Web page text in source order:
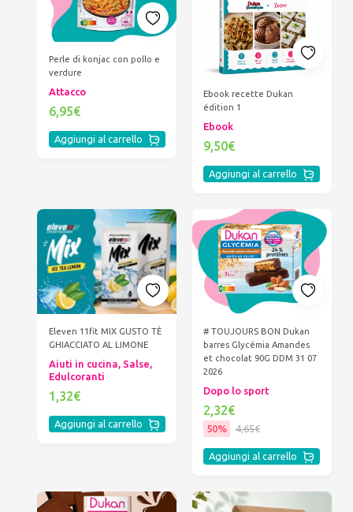
Perle di konjac con pollo e
verdure
Attacco
6,95€
Aggiungi al carrello
Ebook recette Dukan
édition 1
Ebook
9,50€
Aggiungi al carrello
Eleven 11fit MIX GUSTO TÈ
GHIACCIATO AL LIMONE
Aiuti in cucina, Salse,
Edulcoranti
1,32€
Aggiungi al carrello
# TOUJOURS BON Dukan
barres Glycémia Amandes
et chocolat 90G DDM 31 07
2026
Dopo lo sport
2,32€
50% 4,65€
Aggiungi al carrello